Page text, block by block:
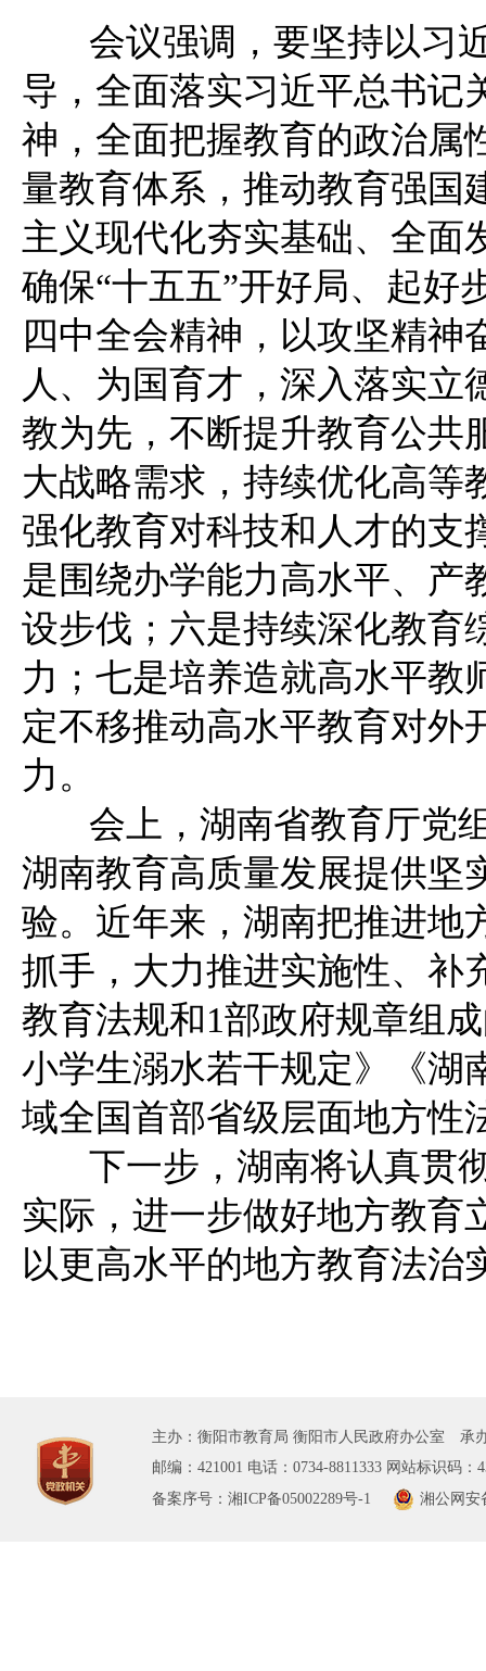
会议强调，要坚持以习
导，全面落实习近平总书记
神，全面把握教育的政治属
量教育体系，推动教育强国
主义现代化夯实基础、全面
确保“十五五”开好局、起好
四中全会精神，以攻坚精神
人、为国育才，深入落实
教为先，不断提升教育公共
大战略需求，持续优化高等
强化教育对科技和人才的支
是围绕办学能力高水平、产
设步伐；六是持续深化教育
力；七是培养造就高水平教
定不移推动高水平教育对外
力。
会上，湖南省教育厅党
湖南教育高质量发展提供坚
验。近年来，湖南把推进地
抓手，大力推进实施性、补
教育法规和1部政府规章组
小学生溺水若干规定》《湖
域全国首部省级层面地方性
下一步，湖南将认真贯
实际，进一步做好地方教育
以更高水平的地方教育法治
主办：衡阳市教育局 衡阳市人民政府办公室 承
邮编：421001 电话：0734-8811333 网站标识码：
备案序号：湘ICP备05002289号-1
湘公网安